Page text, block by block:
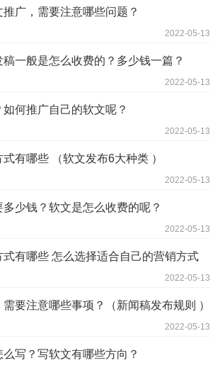
广，需要注意哪些问题？
2022-05-13
一般是怎么收费的？多少钱一篇？
2022-05-13
何推广自己的软文呢？
2022-05-13
有哪些 （软文发布6大种类 ）
2022-05-13
少钱？软文是怎么收费的呢？
2022-05-13
有哪些 怎么选择适合自己的营销方式
2022-05-13
要注意哪些事项？（新闻稿发布规则 ）
2022-05-13
写？写软文有哪些方向？